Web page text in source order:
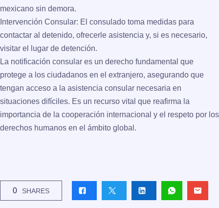
mexicano sin demora.
Intervención Consular: El consulado toma medidas para
contactar al detenido, ofrecerle asistencia y, si es necesario,
visitar el lugar de detención.
La notificación consular es un derecho fundamental que
protege a los ciudadanos en el extranjero, asegurando que
tengan acceso a la asistencia consular necesaria en
situaciones difíciles. Es un recurso vital que reafirma la
importancia de la cooperación internacional y el respeto por los
derechos humanos en el ámbito global.
0 SHARES